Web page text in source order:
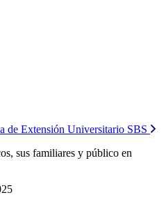
de Extensión Universitario SBS
sus familiares y público en